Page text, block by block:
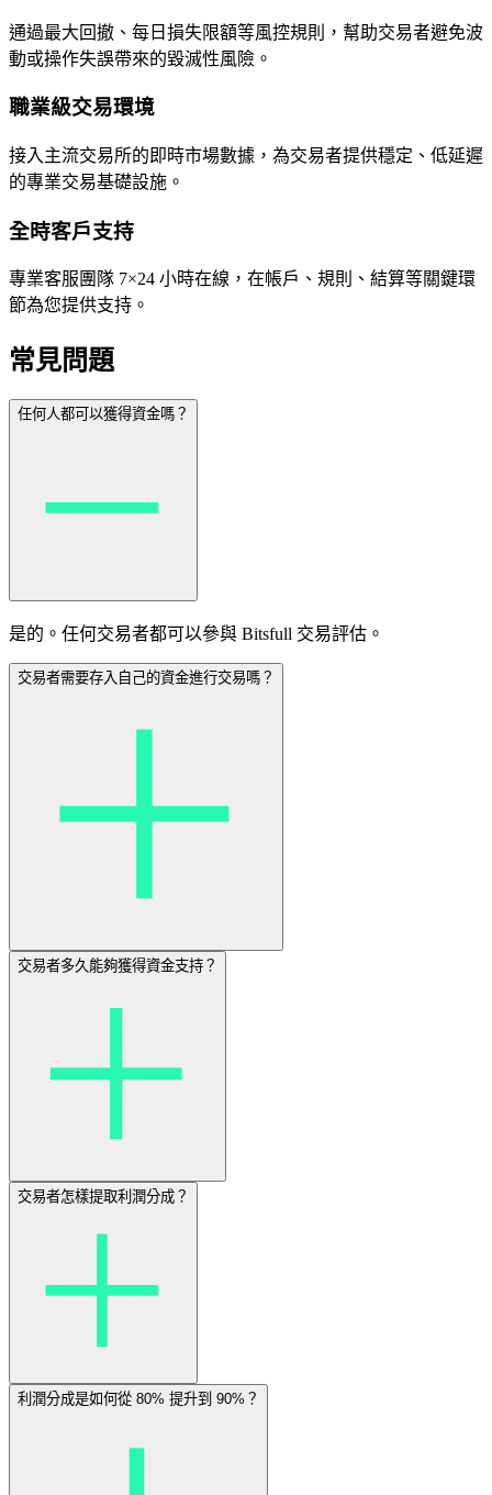
通過最大回撤、每日損失限額等風控規則，幫助交易者避免波
動或操作失誤帶來的毀滅性風險。
職業級交易環境
接入主流交易所的即時市場數據，為交易者提供穩定、低延遲
的專業交易基礎設施。
全時客戶支持
專業客服團隊 7×24 小時在線，在帳戶、規則、結算等關鍵環
節為您提供支持。
常見問題
任何人都可以獲得資金嗎？
是的。任何交易者都可以參與 Bitsfull 交易評估。
交易者需要存入自己的資金進行交易嗎？
交易者多久能夠獲得資金支持？
交易者怎樣提取利潤分成？
利潤分成是如何從 80% 提升到 90%？